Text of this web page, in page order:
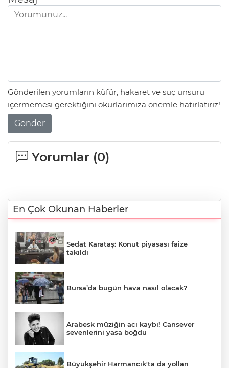
Gönderilen yorumların küfür, hakaret ve suç unsuru
içermemesi gerektiğini okurlarımıza önemle hatırlatırız!
Gönder
Yorumlar (0)
En Çok Okunan Haberler
Sedat Karataş: Konut piyasası faize
takıldı
Bursa’da bugün hava nasıl olacak?
Arabesk müziğin acı kaybı! Cansever
sevenlerini yasa boğdu
Büyükşehir Harmancık'ta da yolları